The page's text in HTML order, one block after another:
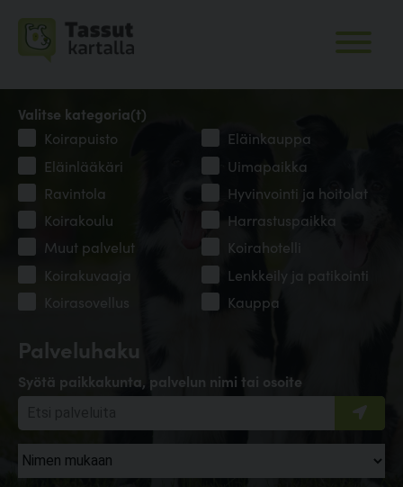
Palveluhaku
Syötä paikkakunta, palvelun nimi tai osoite
Valitse kategoria(t)
Koirapuisto
Eläinkauppa
Eläinlääkäri
Uimapaikka
Ravintola
Hyvinvointi ja hoitolat
Koirakoulu
Harrastuspaikka
Muut palvelut
Koirahotelli
Koirakuvaaja
Lenkkeily ja patikointi
Koirasovellus
Kauppa